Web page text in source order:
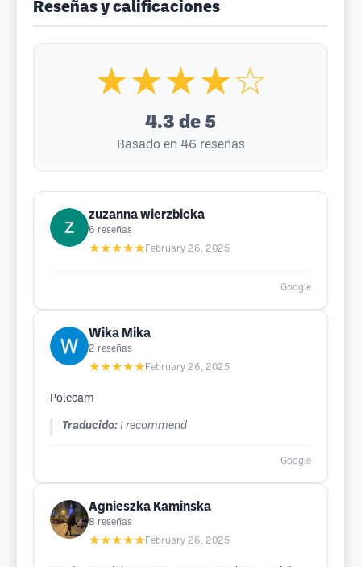
Reseñas y calificaciones
★★★★☆
4.3 de 5
Basado en 46 reseñas
zuzanna wierzbicka
6 reseñas
★★★★★ February 26, 2025
Google
Wika Mika
2 reseñas
★★★★★ February 26, 2025
Polecam
Traducido: I recommend
Google
Agnieszka Kaminska
8 reseñas
★★★★★ February 26, 2025